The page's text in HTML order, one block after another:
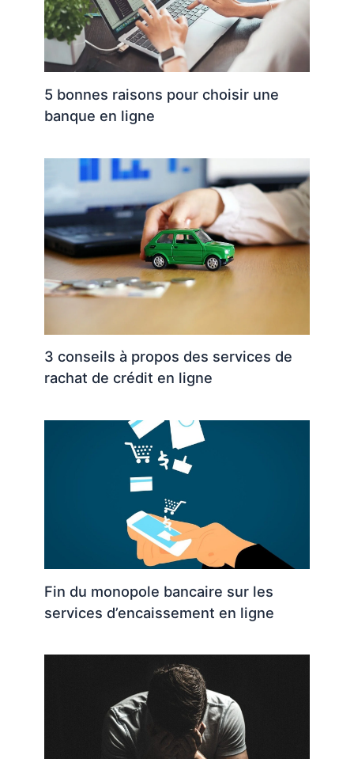
5 bonnes raisons pour choisir une
banque en ligne
3 conseils à propos des services de
rachat de crédit en ligne
Fin du monopole bancaire sur les
services d’encaissement en ligne